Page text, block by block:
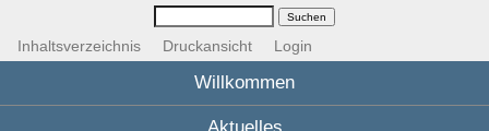
Inhaltsverzeichnis Druckansicht Login
Willkommen